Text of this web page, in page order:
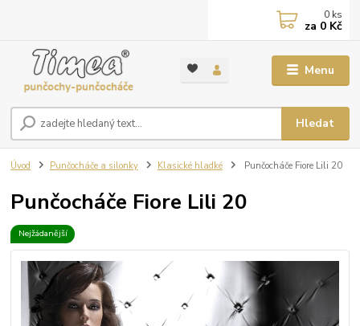
Menu
Hledat
0 ks
za 0 Kč
Úvod Punčocháče a silonky Klasické hladké Punčocháče Fiore Lili 20
Punčocháče Fiore Lili 20
Nejžádanější